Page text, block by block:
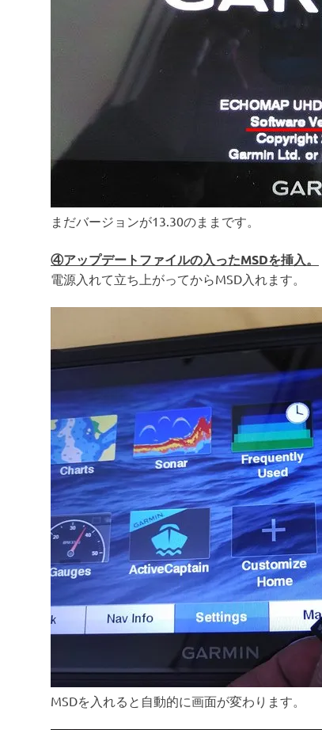
まだバージョンが13.30のままです。
④アップデートファイルの入ったMSDを挿入。
電源入れて立ち上がってからMSD入れます。
MSDを入れると自動的に画面が変わります。